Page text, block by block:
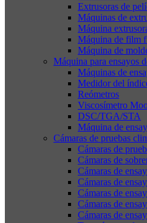
Extrusoras de
Máquinas de
Máquina
Máquina de film
Máquina de
Máquina para ensayos
Máquinas de
Medidor del
Reómetros
Viscosímetro
DSC/TGA/STA
Máquina de
Cámaras de pruebas
Cámaras de
Cámaras de
Cámaras de
Cámaras de
Cámaras de
Cámaras de
Cámaras de